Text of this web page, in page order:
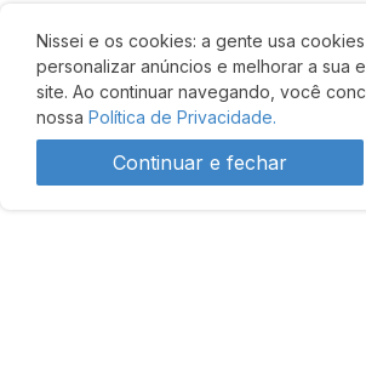
Nissei e os cookies: a gente usa
personalizar anúncios e melhorar a sua
site. Ao continuar navegando, você
nossa Política de Privacidade.
Continuar e fechar